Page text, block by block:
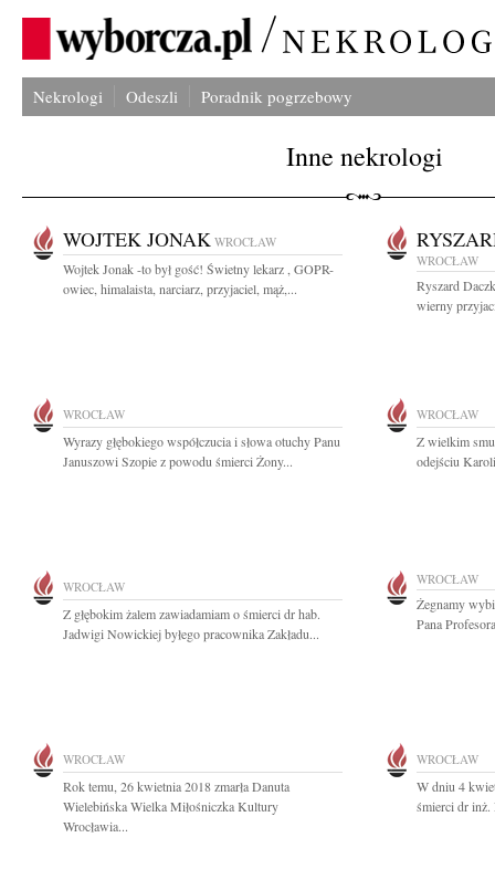
Nekrologi Odeszli Poradnik pogrzebowy
Inne nekrologi
WOJTEK JONAK WROCŁAW
Wojtek Jonak -to był gość! Świetny lekarz , GOPR-
owiec, himalaista, narciarz, przyjaciel, mąż,...
WROCŁAW
Ryszard
wierny
WROCŁAW
Wyrazy głębokiego współczucia i słowa otuchy Panu
Januszowi Szopie z powodu śmierci Żony...
WROCŁAW
Z wielkim
odejściu
WROCŁAW
Z głębokim żalem zawiadamiam o śmierci dr hab.
Jadwigi Nowickiej byłego pracownika Zakładu...
WROCŁAW
Żegnamy
Pana
WROCŁAW
Rok temu, 26 kwietnia 2018 zmarła Danuta
Wielebińska Wielka Miłośniczka Kultury
Wrocławia...
WROCŁAW
W dniu 4
śmierci dr